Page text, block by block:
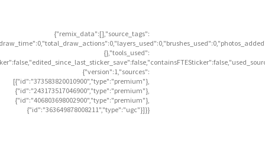
{"remix_data":[],"source_tags":
{},"tools_used":
{"version":1,"sources":
[{"id":"373583820010900","type":"premium"},
{"id":"243173517046900","type":"premium"},
{"id":"406803698002900","type":"premium"},
{"id":"363649878008211","type":"ugc"}]}}